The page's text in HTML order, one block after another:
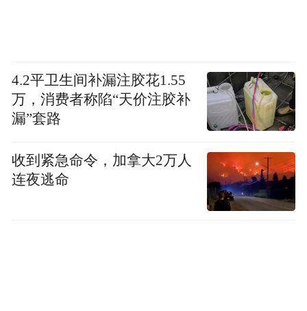
4.2平卫生间补漏注胶花1.55
万，消费者称陷“天价注胶补
漏”套路
收到紧急命令，加拿大2万人
连夜逃命